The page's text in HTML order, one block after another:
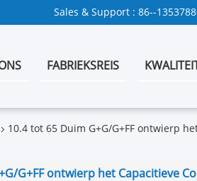
Sales & Support : 86--
FABRIEKSREIS
10.4 tot 65 Duim G+G/G+FF ontwierp
G+FF ontwierp het Capacitieve